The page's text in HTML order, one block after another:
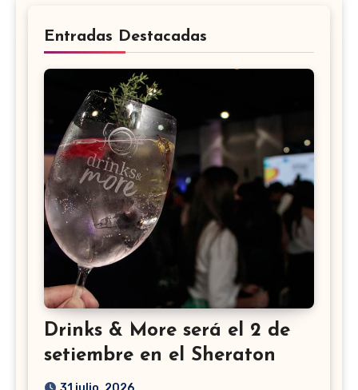
Entradas Destacadas
Drinks & More será el 2 de
setiembre en el Sheraton